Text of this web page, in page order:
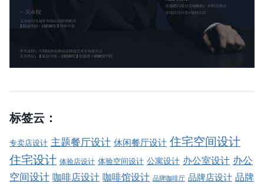
标签云：
专卖店设计 主题餐厅设计 休闲餐厅设计 住宅空间设计
住宅设计 体验店设计 体验空间设计 公寓设计 办公室设计 办公
空间设计 咖啡店设计 咖啡馆设计 品牌咖啡厅 品牌店设计 品牌